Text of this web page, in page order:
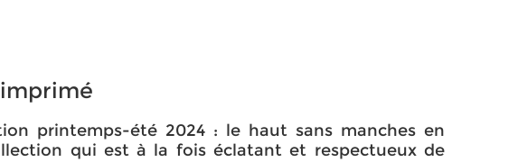
printemps-été 2024 : le haut sans manches en
qui est à la fois éclatant et respectueux de